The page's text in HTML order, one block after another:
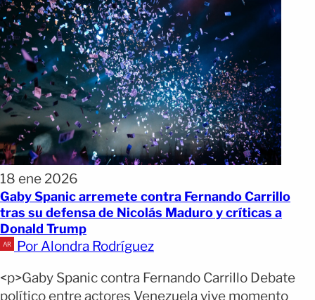
18 ene 2026
Gaby Spanic arremete contra Fernando Carrillo
tras su defensa de Nicolás Maduro y críticas a
Donald Trump
Por Alondra Rodríguez
<p>Gaby Spanic contra Fernando Carrillo Debate
político entre actores Venezuela vive momento